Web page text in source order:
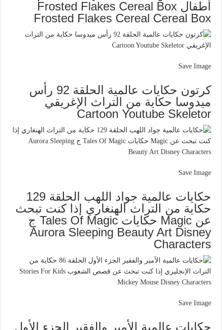
أطفال Frosted Flakes Cereal Box
Frosted Flakes Cereal Cereal Box
Save Image
كرتون حكايات عالمية الحلقة 92 رأس
ميدوسا حكاية من التراث الإغريقي
Cartoon Youtube Skeletor
Save Image
حكايات عالمية جواد اللهب الحلقة 129
حكاية من التراث الهنغاري إذا كنت تبحث
عن Magic حكايات Tales Of Magic ج
Aurora Sleeping Beauty Art Disney
Characters
Save Image
حكايات عالمية الأمير والفقير الجزء الأول